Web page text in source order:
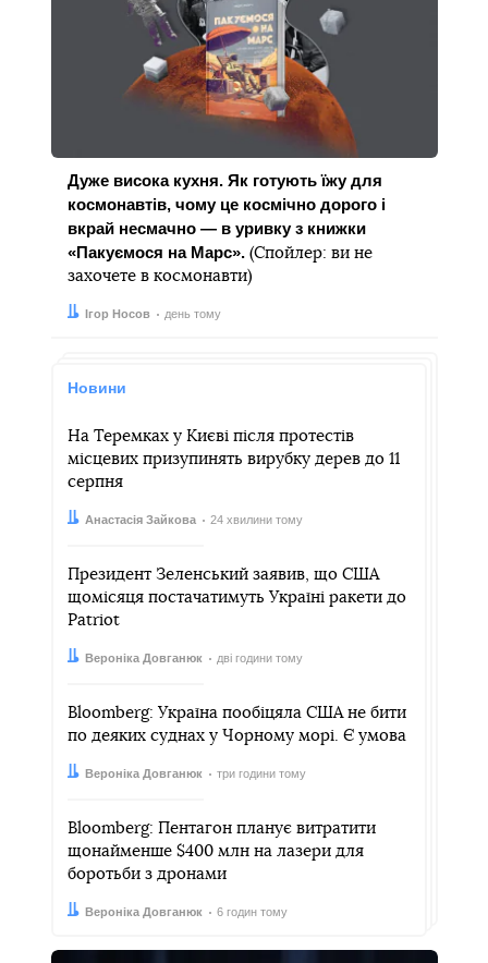
Дуже висока кухня. Як готують їжу для
космонавтів, чому це космічно дорого і
вкрай несмачно — в уривку з книжки
«Пакуємося на Марс». (Спойлер: ви не
захочете в космонавти)
Автор:Ігор Носов
Дата: день тому
Новини
На Теремках у Києві після протестів
місцевих призупинять вирубку дерев до 11
серпня
Автор:Анастасія Зайкова
Дата: 24 хвилини тому
Президент Зеленський заявив, що США
щомісяця постачатимуть Україні ракети до
Patriot
Автор:Вероніка Довганюк
Дата: дві години тому
Bloomberg: Україна пообіцяла США не бити
по деяких суднах у Чорному морі. Є умова
Автор:Вероніка Довганюк
Дата: три години тому
Bloomberg: Пентагон планує витратити
щонайменше $400 млн на лазери для
боротьби з дронами
Автор:Вероніка Довганюк
Дата: 6 годин тому